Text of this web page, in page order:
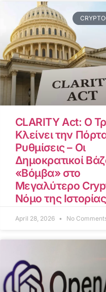
CLARITY Act: Ο
Κλείνει την
Ρυθμίσεις – Οι
Δημοκρατικοί
«Βόμβα» στο
Μεγαλύτερο
Νόμο της Ιστορίας
April 28, 2026 No